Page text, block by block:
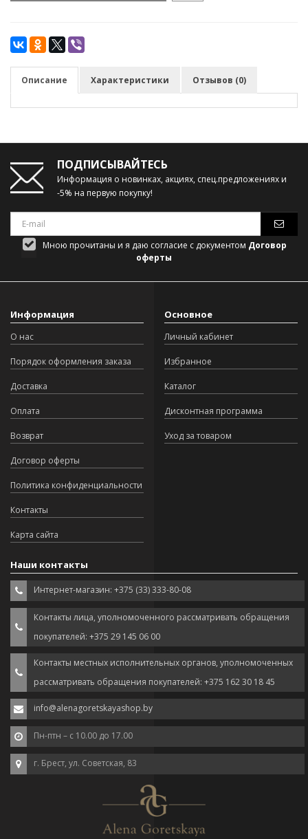
Описание Характеристики Отзывов (0)
ПОДПИСЫВАЙТЕСЬ
Информация о новинках, акциях, спец.предложениях и
-5% на первую покупку!
Мною прочитаны и я даю согласие с документом Договор
оферты
Информация
О нас
Порядок оформления заказа
Доставка
Оплата
Возврат
Договор оферты
Политика конфиденциальности
Контакты
Карта сайта
Основное
Личный кабинет
Избранное
Каталог
Дисконтная программа
Уход за товаром
Наши контакты
Интернет-магазин: +375 (33) 333-80-08
Контакты лица, уполномоченного рассматривать обращения
покупателей: +375 29 145 06 00
Контакты местных исполнительных органов, уполномоченных
рассматривать обращения покупателей: +375 162 30 18 45
info@alenagoretskayashop.by
Пн-птн – с 10.00 до 17.00
г. Брест, ул. Советская, 83